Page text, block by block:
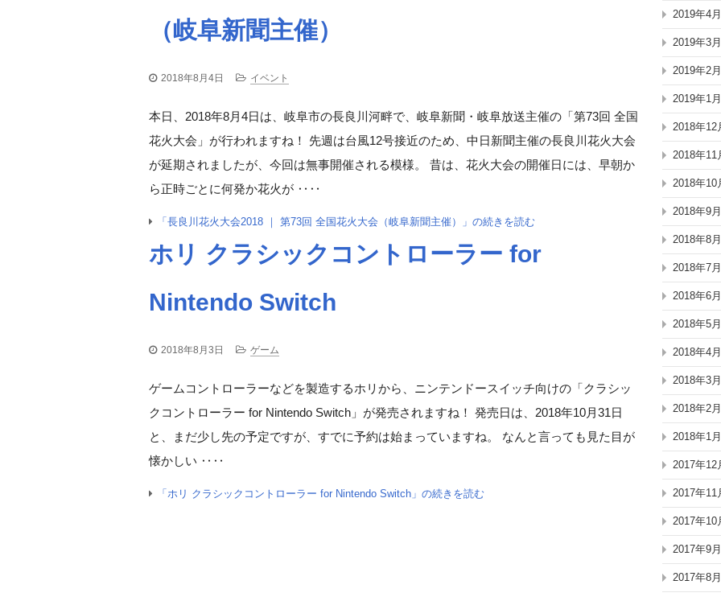
（岐阜新聞主催）
2018年8月4日 イベント
本日、2018年8月4日は、岐阜市の長良川河畔で、岐阜新聞・岐阜放送主催の「第73回 全国
花火大会」が行われますね！ 先週は台風12号接近のため、中日新聞主催の長良川花火大会
が延期されましたが、今回は無事開催される模様。 昔は、花火大会の開催日には、早朝か
ら正時ごとに何発か花火が ‥‥
「長良川花火大会2018 ｜ 第73回 全国花火大会（岐阜新聞主催）」の続きを読む
ホリ クラシックコントローラー for
Nintendo Switch
2018年8月3日 ゲーム
ゲームコントローラーなどを製造するホリから、ニンテンドースイッチ向けの「クラシッ
クコントローラー for Nintendo Switch」が発売されますね！ 発売日は、2018年10月31日
と、まだ少し先の予定ですが、すでに予約は始まっていますね。 なんと言っても見た目が
懐かしい ‥‥
「ホリ クラシックコントローラー for Nintendo Switch」の続きを読む
2019年4月
2019年3月
2019年2月
2019年1月
2018年12
2018年11
2018年10
2018年9月
2018年8月
2018年7月
2018年6月
2018年5月
2018年4月
2018年3月
2018年2月
2018年1月
2017年12
2017年11
2017年10
2017年9月
2017年8月